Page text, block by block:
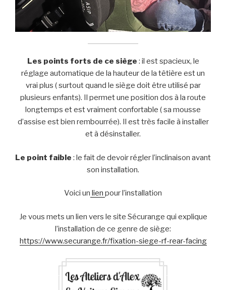
Les points forts de ce siège : il est spacieux, le
réglage automatique de la hauteur de la têtière est un
vrai plus ( surtout quand le siège doit être utilisé par
plusieurs enfants). Il permet une position dos à la route
longtemps et est vraiment confortable ( sa mousse
d’assise est bien rembourrée). Il est très facile à installer
et à désinstaller.
Le point faible : le fait de devoir régler l’inclinaison avant
son installation.
Voici un lien pour l’installation
Je vous mets un lien vers le site Sécurange qui explique
l’installation de ce genre de siège:
https://www.securange.fr/fixation-siege-rf-rear-facing